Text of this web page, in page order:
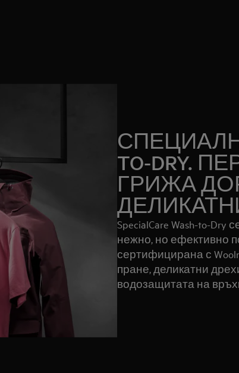
TO-DRY.
ГРИЖА
SpecialCare Wash-to-Dry
нежно, но ефективно
сертифицирана с
пране, деликатни
водозащитата на